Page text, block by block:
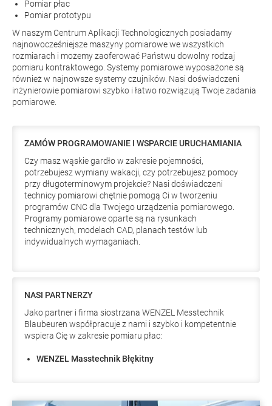
Pomiar płac
Pomiar prototypu
W naszym Centrum Aplikacji Technologicznych posiadamy
najnowocześniejsze maszyny pomiarowe we wszystkich
rozmiarach i możemy zaoferować Państwu dowolny rodzaj
pomiaru kontraktowego. Systemy pomiarowe wyposażone są
również w najnowsze systemy czujników. Nasi doświadczeni
inżynierowie pomiarowi szybko i łatwo rozwiązują Twoje zadania
pomiarowe.
ZAMÓW PROGRAMOWANIE I WSPARCIE URUCHAMIANIA
Czy masz wąskie gardło w zakresie pojemności,
potrzebujesz wymiany wakacji, czy potrzebujesz pomocy
przy długoterminowym projekcie? Nasi doświadczeni
technicy pomiarowi chętnie pomogą Ci w tworzeniu
programów CNC dla Twojego urządzenia pomiarowego.
Programy pomiarowe oparte są na rysunkach
technicznych, modelach CAD, planach testów lub
indywidualnych wymaganiach.
NASI PARTNERZY
Jako partner i firma siostrzana WENZEL Messtechnik
Blaubeuren współpracuje z nami i szybko i kompetentnie
wspiera Cię w zakresie pomiaru płac:
WENZEL Masstechnik Błękitny